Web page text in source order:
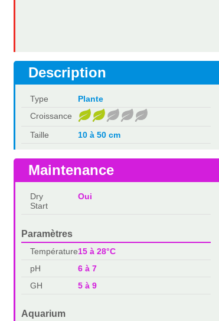
Description
Type
Plante
Croissance
Taille
10 à 50 cm
Maintenance
Dry
Start
Oui
Paramètres
Température15 à 28°C
pH
6 à 7
GH
5 à 9
Aquarium